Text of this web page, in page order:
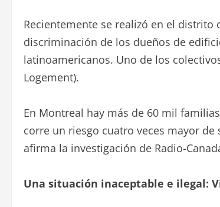
Recientemente se realizó en el
discriminación de los dueños de
latinoamericanos. Uno de los
Logement).
En Montreal hay más de 60 mil
corre un riesgo cuatro veces mayor
afirma la investigación de Radio-
Una situación inaceptable e ilegal: